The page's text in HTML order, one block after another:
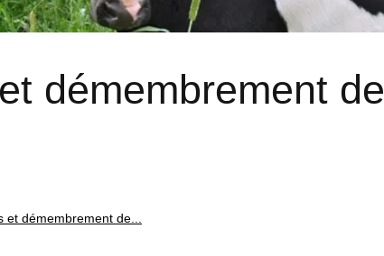
démembrement de
et démembrement de...